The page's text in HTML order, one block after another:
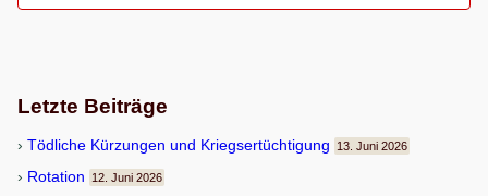
Letzte Beiträge
Töd­li­che Kür­zun­gen und Kriegsertüchtigung 13. Juni 2026
Rota­tion 12. Juni 2026